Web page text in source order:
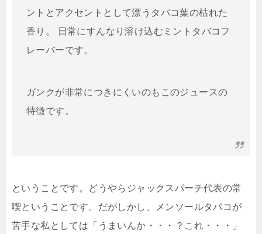
ントとアクセントとして漂うタバコ葉の枯れた
香り。 日常にすんなり溶け込むミントタバコフ
レーバーです。
ガンクが非常につきにくいのもこのジュースの
特徴です。
ということです。どうやらジャックスパーチ代表の常
喫ということです。だがしかし、メンソールタバコが
苦手な私としては「うまいんか・・・？これ・・・」